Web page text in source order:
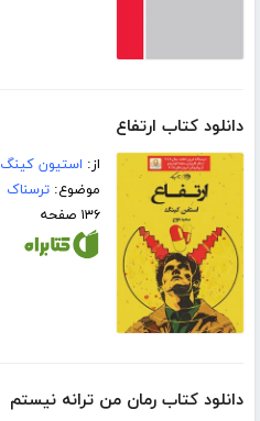
دانلود کتاب ارتفاع
از: استیون کینگ
موضوع:ترسناک
۱۳۶ صفحه
دانلود کتاب رمان من ترانه نیستم